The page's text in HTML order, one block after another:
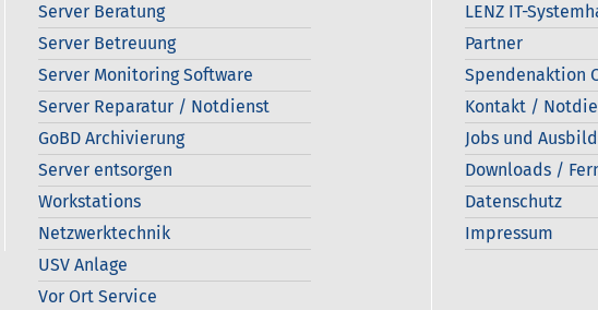
Server Beratung
Server Betreuung
Server Monitoring Software
Server Reparatur / Notdienst
GoBD Archivierung
Server entsorgen
Workstations
Netzwerktechnik
USV Anlage
Vor Ort Service
LENZ IT-
Partner
Spendenaktion
Kontakt /
Jobs und
Downloads /
Datenschutz
Impressum